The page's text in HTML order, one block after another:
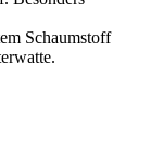
Schaumstoff